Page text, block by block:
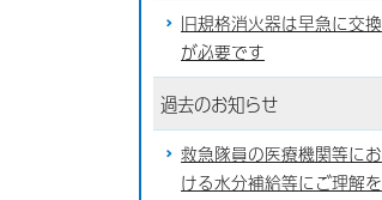
旧規格消火器は早急に交換
が必要です
過去のお知らせ
救急隊員の医療機関等にお
ける水分補給等にご理解を